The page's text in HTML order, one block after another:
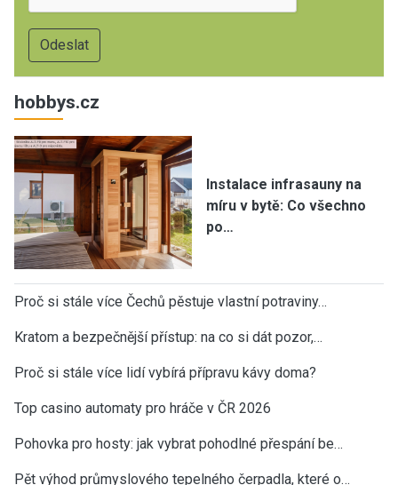
hobbys.cz
Instalace infrasauny na
míru v bytě: Co všechno
po…
Proč si stále více Čechů pěstuje vlastní potraviny…
Kratom a bezpečnější přístup: na co si dát pozor,…
Proč si stále více lidí vybírá přípravu kávy doma?
Top casino automaty pro hráče v ČR 2026
Pohovka pro hosty: jak vybrat pohodlné přespání be…
Pět výhod průmyslového tepelného čerpadla, které o…